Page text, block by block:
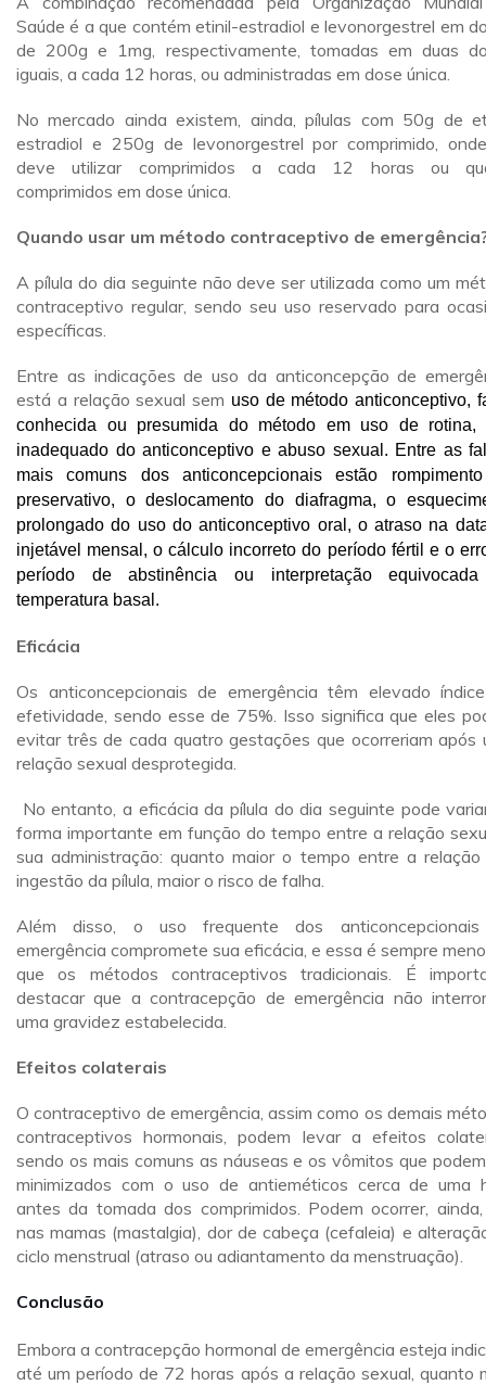
Saúde é a que contém etinil-estradiol e levonorgestrel em
de 200g e 1mg, respectivamente, tomadas em duas
iguais, a cada 12 horas, ou administradas em dose única.
No mercado ainda existem, ainda, pílulas com 50g de
estradiol e 250g de levonorgestrel por comprimido,
deve utilizar comprimidos a cada 12 horas ou
comprimidos em dose única.
Quando usar um método contraceptivo de
A pílula do dia seguinte não deve ser utilizada como um
contraceptivo regular, sendo seu uso reservado para
específicas.
Entre as indicações de uso da anticoncepção de
está a relação sexual sem uso de método anticonceptivo,
conhecida ou presumida do método em uso de rotina,
inadequado do anticonceptivo e abuso sexual. Entre as
mais comuns dos anticoncepcionais estão
preservativo, o deslocamento do diafragma, o e
prolongado do uso do anticonceptivo oral, o atraso na
injetável mensal, o cálculo incorreto do período fértil e o
período de abstinência ou interpretação
temperatura basal.
Eficácia
Os anticoncepcionais de emergência têm elevado
efetividade, sendo esse de 75%. Isso significa que eles
evitar três de cada quatro gestações que ocorreriam após
relação sexual desprotegida.
No entanto, a eficácia da pílula do dia seguinte pode
forma importante em função do tempo entre a relação
sua administração: quanto maior o tempo entre a
ingestão da pílula, maior o risco de falha.
Além disso, o uso frequente dos
emergência compromete sua eficácia, e essa é sempre
que os métodos contraceptivos tradicionais. É
destacar que a contracepção de emergência não
uma gravidez estabelecida.
Efeitos colaterais
O contraceptivo de emergência, assim como os demais
contraceptivos hormonais, podem levar a efeitos
sendo os mais comuns as náuseas e os vômitos que
minimizados com o uso de antieméticos cerca de uma
antes da tomada dos comprimidos. Podem ocorrer,
nas mamas (mastalgia), dor de cabeça (cefaleia) e
ciclo menstrual (atraso ou adiantamento da menstruação).
Conclusão
Embora a contracepção hormonal de emergência esteja
até um período de 72 horas após a relação sexual, quanto